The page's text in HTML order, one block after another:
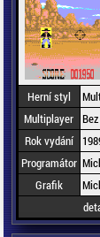
Herní styl
Multiplayer
Rok vydání
Programátor
Grafik